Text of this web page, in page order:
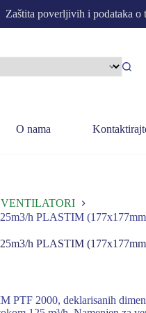
Zaštita poverljivih i podataka o
O nama
VENTILATORI
h PLASTIM
h PLASTIM
PTF 2000, deklarisanih